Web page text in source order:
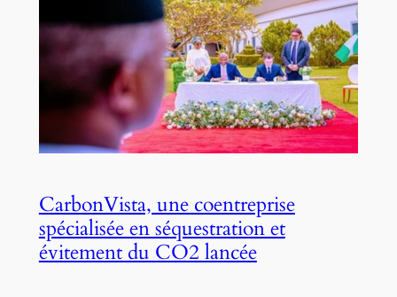
CarbonVista, une coentreprise
spécialisée en séquestration et
évitement du CO2 lancée